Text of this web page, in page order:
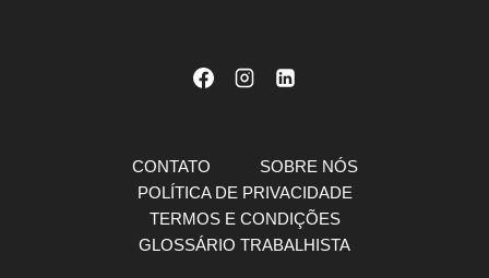
CONTATO
SOBRE NÓS
POLÍTICA DE PRIVACIDADE
TERMOS E CONDIÇÕES
GLOSSÁRIO TRABALHISTA